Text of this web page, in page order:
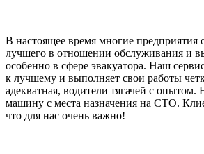
В настоящее время многие предприятия
лучшего в отношении обслуживания и
особенно в сфере эвакуатора. Наш
к лучшему и выполняет свои работы
адекватная, водители тягачей с опытом.
машину с места назначения на СТО.
что для нас очень важно!